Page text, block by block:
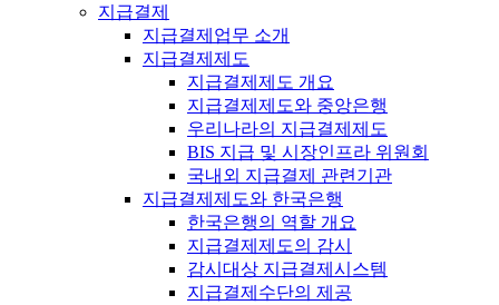
지급결제
지급결제업무 소개
지급결제제도
지급결제제도 개요
지급결제제도와 중앙은행
우리나라의 지급결제제도
BIS 지급 및 시장인프라 위원회
국내외 지급결제 관련기관
지급결제제도와 한국은행
한국은행의 역할 개요
지급결제제도의 감시
감시대상 지급결제시스템
지급결제수단의 제공